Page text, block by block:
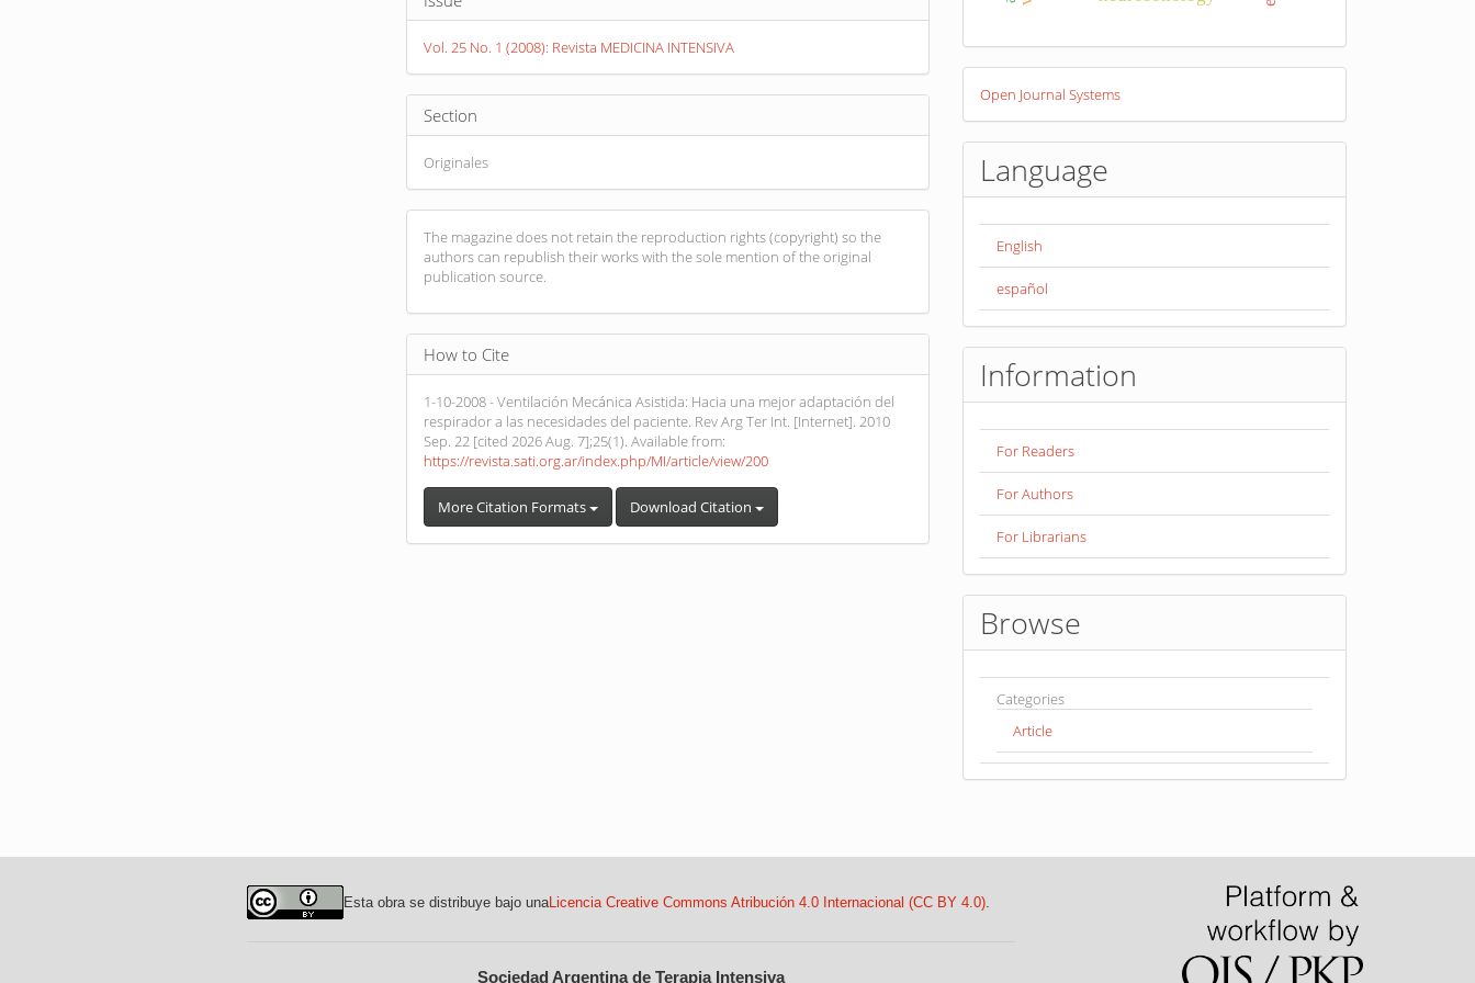
Details
Vol. 25 No. 1 (2008): Revista MEDICINA INTENSIVA
Section
Originales
The magazine does not retain the reproduction rights (copyright) so the
authors can republish their works with the sole mention of the original
publication source.
How to Cite
1-10-2008 - Ventilación Mecánica Asistida: Hacia una mejor adaptación del
respirador a las necesidades del paciente. Rev Arg Ter Int. [Internet]. 2010
Sep. 22 [cited 2026 Aug. 7];25(1). Available from:
https://revista.sati.org.ar/index.php/MI/article/view/200
More Citation Formats Download Citation
Developed
ByOpen Journal Systems
Language
English
español
Information
For Readers
For Authors
For Librarians
Browse
Categories
Article
Esta obra se distribuye bajo unaLicencia Creative Commons Atribución 4.0 Internacional (CC BY 4.0).
Sociedad Argentina de Terapia Intensiva